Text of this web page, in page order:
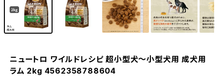
ニュートロ ワイルドレシピ 超小型犬〜小型犬用 成犬用
ラム 2kg 4562358788604